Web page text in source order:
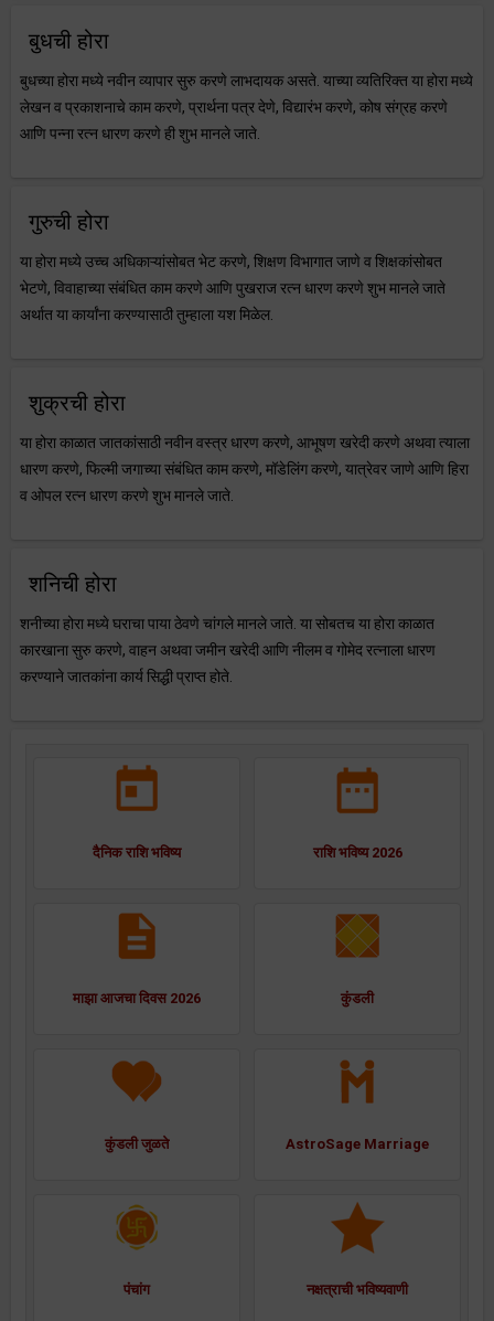
बुधची होरा
बुधच्या होरा मध्ये नवीन व्यापार सुरु करणे लाभदायक असते. याच्या व्यतिरिक्त या होरा मध्ये
लेखन व प्रकाशनाचे काम करणे, प्रार्थना पत्र देणे, विद्यारंभ करणे, कोष संग्रह करणे
आणि पन्ना रत्न धारण करणे ही शुभ मानले जाते.
गुरुची होरा
या होरा मध्ये उच्च अधिकाऱ्यांसोबत भेट करणे, शिक्षण विभागात जाणे व शिक्षकांसोबत
भेटणे, विवाहाच्या संबंधित काम करणे आणि पुखराज रत्न धारण करणे शुभ मानले जाते
अर्थात या कार्यांना करण्यासाठी तुम्हाला यश मिळेल.
शुक्रची होरा
या होरा काळात जातकांसाठी नवीन वस्त्र धारण करणे, आभूषण खरेदी करणे अथवा त्याला
धारण करणे, फिल्मी जगाच्या संबंधित काम करणे, मॉडेलिंग करणे, यात्रेवर जाणे आणि हिरा
व ओपल रत्न धारण करणे शुभ मानले जाते.
शनिची होरा
शनीच्या होरा मध्ये घराचा पाया ठेवणे चांगले मानले जाते. या सोबतच या होरा काळात
कारखाना सुरु करणे, वाहन अथवा जमीन खरेदी आणि नीलम व गोमेद रत्नाला धारण
करण्याने जातकांना कार्य सिद्धी प्राप्त होते.
दैनिक राशि भविष्य राशि भविष्य 2026
माझा आजचा दिवस 2026 कुंडली
कुंडली जुळते AstroSage Marriage
पंचांग नक्षत्राची भविष्यवाणी